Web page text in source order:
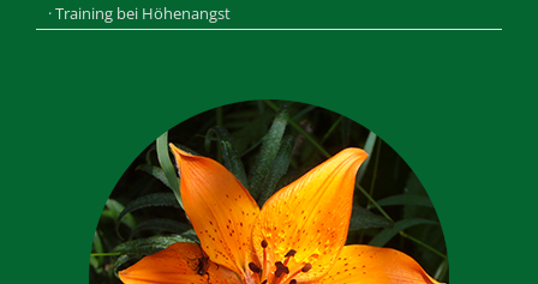
· Training bei Höhenangst